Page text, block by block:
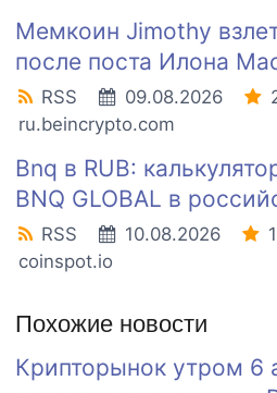
Мемкоин Jimothy
после поста Илона
RSS 09.08.2026
ru.beincrypto.com
Bnq в RUB:
BNQ GLOBAL в
RSS 10.08.2026 1
coinspot.io
Похожие новости
Крипторынок утром 6